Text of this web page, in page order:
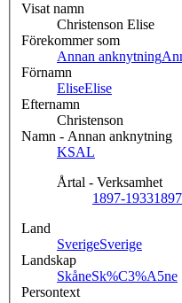
Visat namn
Christenson Elise
Förekommer som
Annan anknytning
Förnamn
EliseElise
Efternamn
Christenson
Namn - Annan anknytning
KSAL
Årtal - Verksamhet
1897-1933
Land
SverigeSverige
Landskap
SkåneSk%C3%A5ne
Persontext